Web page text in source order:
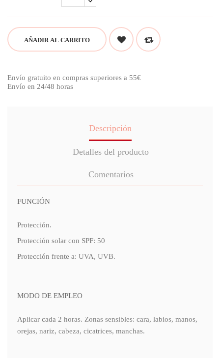
AÑADIR AL CARRITO
Envío gratuito en compras superiores a 55€
Envío en 24/48 horas
Descripción
Detalles del producto
Comentarios
FUNCIÓN
Protección.
Protección solar con SPF: 50
Protección frente a: UVA, UVB.
MODO DE EMPLEO
Aplicar cada 2 horas. Zonas sensibles: cara, labios, manos,
orejas, nariz, cabeza, cicatrices, manchas.